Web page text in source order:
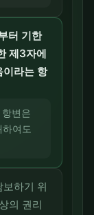
터 기한
제3자에
이라는 항
변은
여도
하기 위
의 권리